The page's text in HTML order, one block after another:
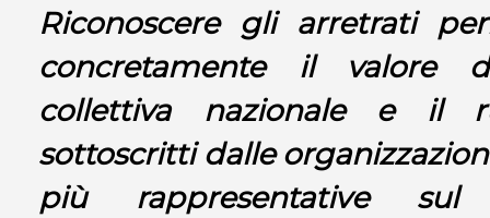
Riconoscere gli arretrati
concretamente il valore
collettiva nazionale e il
sottoscritti dalle
più rappresentative sul